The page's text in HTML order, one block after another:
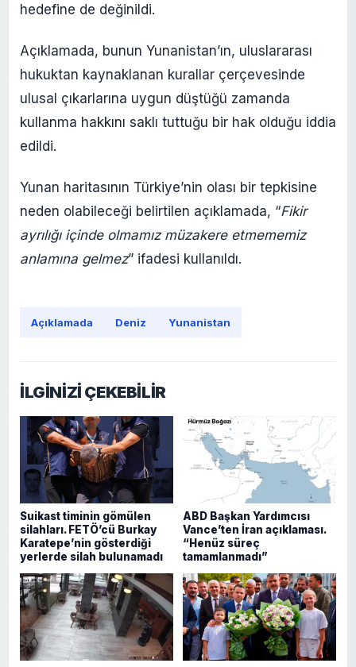
hedefine de değinildi.
Açıklamada, bunun Yunanistan’ın, uluslararası
hukuktan kaynaklanan kurallar çerçevesinde
ulusal çıkarlarına uygun düştüğü zamanda
kullanma hakkını saklı tuttuğu bir hak olduğu iddia
edildi.
Yunan haritasının Türkiye’nin olası bir tepkisine
neden olabileceği belirtilen açıklamada, “Fikir
ayrılığı içinde olmamız müzakere etmememiz
anlamına gelmez” ifadesi kullanıldı.
Açıklamada Deniz Yunanistan
İLGİNİZİ ÇEKEBİLİR
Suikast timinin gömülen
silahları. FETÖ’cü Burkay
Karatepe’nin gösterdiği
yerlerde silah bulunamadı
ABD Başkan Yardımcısı
Vance’ten İran açıklaması.
“Henüz süreç
tamamlanmadı”